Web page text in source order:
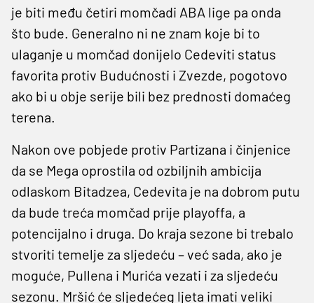
je biti među četiri momčadi ABA lige pa onda
što bude. Generalno ni ne znam koje bi to
ulaganje u momčad donijelo Cedeviti status
favorita protiv Budućnosti i Zvezde, pogotovo
ako bi u obje serije bili bez prednosti domaćeg
terena.
Nakon ove pobjede protiv Partizana i činjenice
da se Mega oprostila od ozbiljnih ambicija
odlaskom Bitadzea, Cedevita je na dobrom putu
da bude treća momčad prije playoffa, a
potencijalno i druga. Do kraja sezone bi trebalo
stvoriti temelje za sljedeću – već sada, ako je
moguće, Pullena i Murića vezati i za sljedeću
sezonu. Mršić će sljedećeg ljeta imati veliki